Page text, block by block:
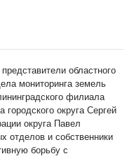
областного
мониторинга земель
филиала
округа Сергей
округа Павел
отделов и собственники
борьбу с